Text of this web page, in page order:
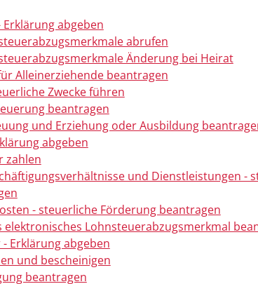
abgeben
abrufen
Änderung bei Heirat
Alleinerziehende beantragen
Zwecke führen
beantragen
und Erziehung oder Ausbildung
abgeben
zahlen
und Dienstleistungen -
- steuerliche Förderung beantragen
elektronisches Lohnsteuerabzugsmerkmal
Erklärung abgeben
und bescheinigen
beantragen